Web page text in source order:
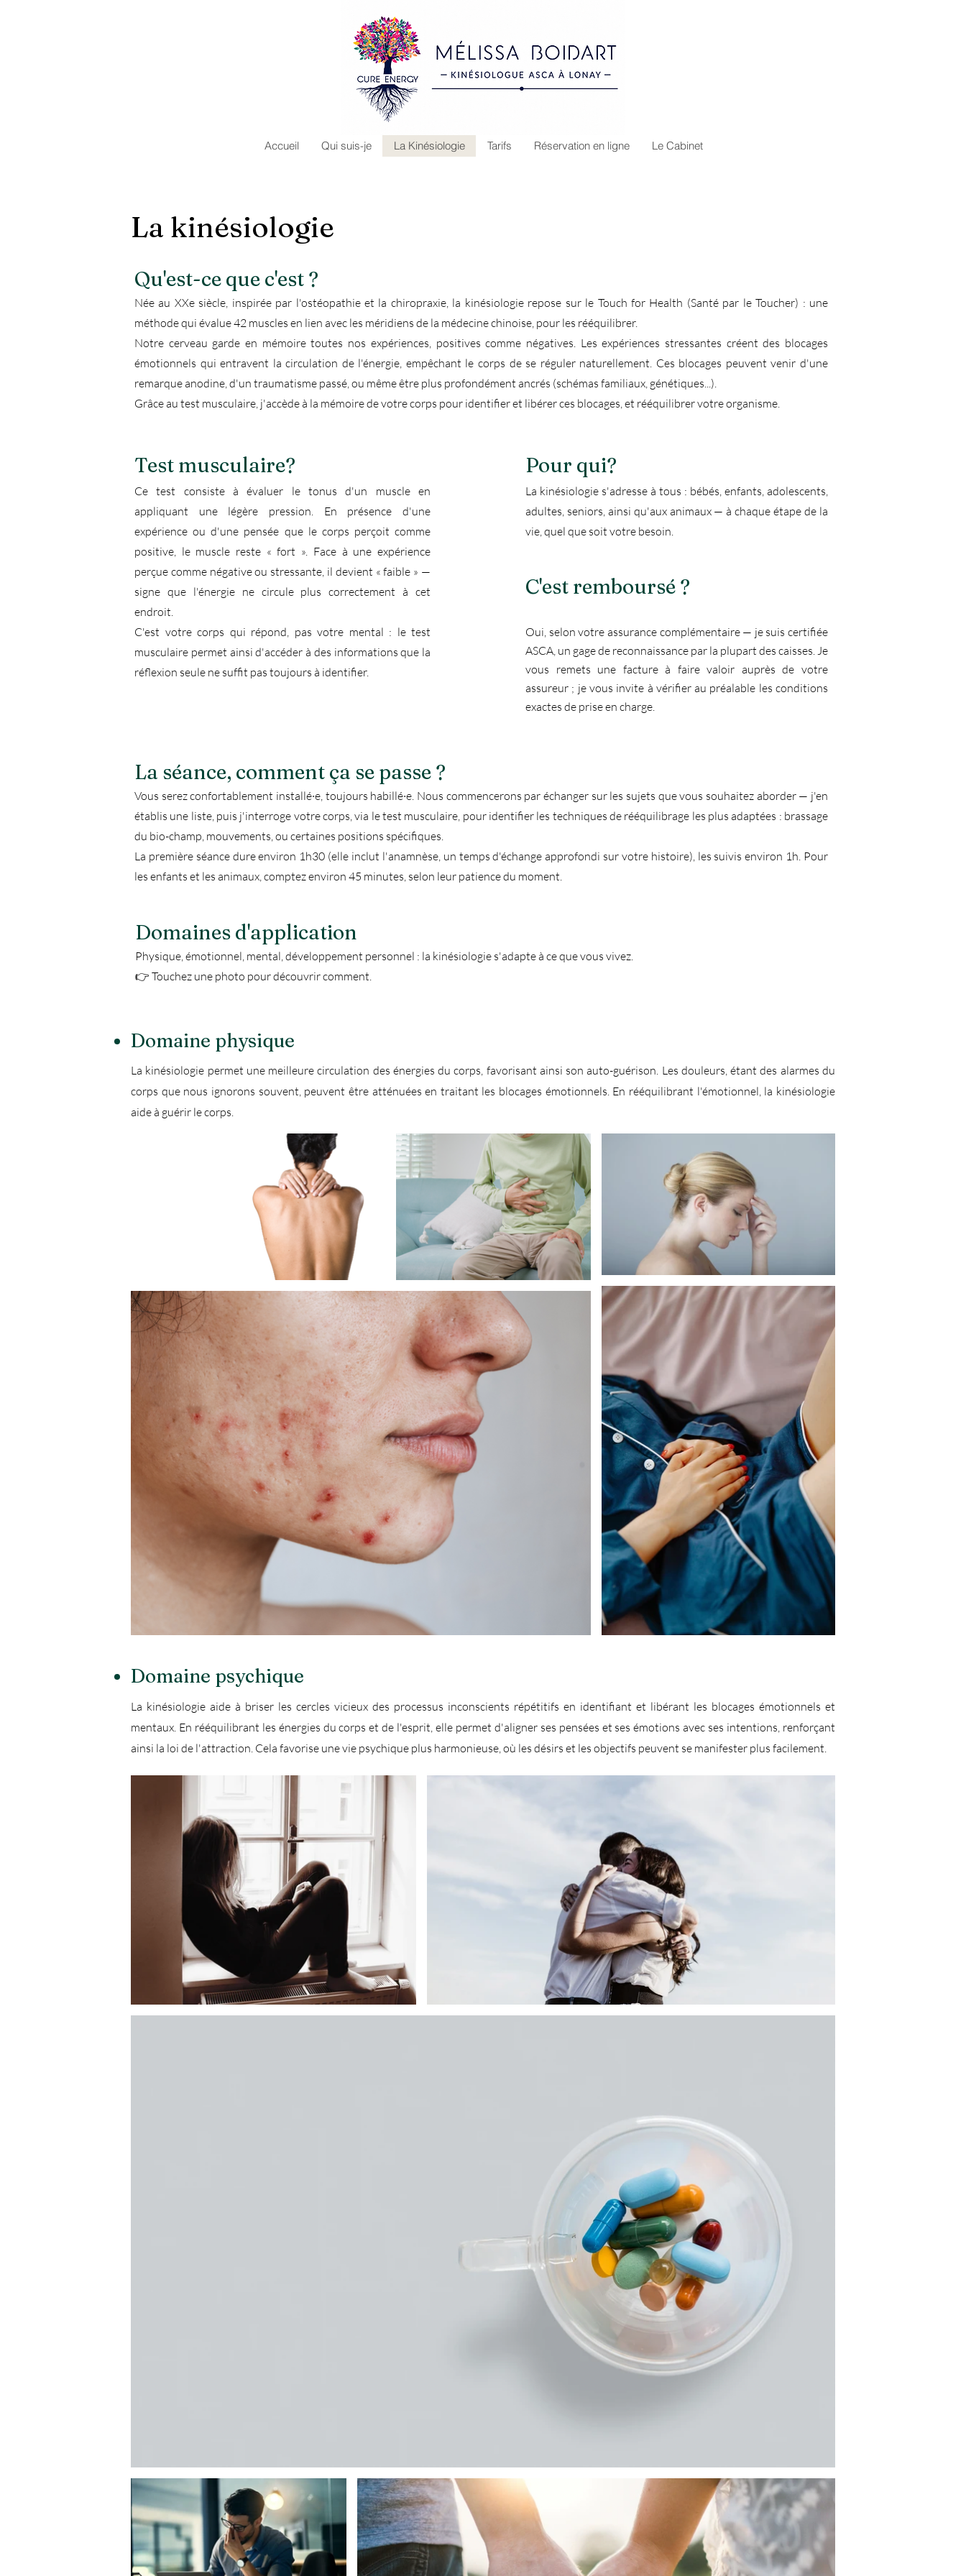
Accueil Qui suis-je La Kinésiologie Tarifs Réservation en ligne Le Cabinet
La kinésiologie
Qu'est-ce que c'est ?
Née au XXe siècle, inspirée par l'ostéopathie et la chiropraxie, la kinésiologie repose sur le Touch for Health (Santé par le Toucher) : une
méthode qui évalue 42 muscles en lien avec les méridiens de la médecine chinoise, pour les rééquilibrer.
Notre cerveau garde en mémoire toutes nos expériences, positives comme négatives. Les expériences stressantes créent des blocages
émotionnels qui entravent la circulation de l'énergie, empêchant le corps de se réguler naturellement. Ces blocages peuvent venir d'une
remarque anodine, d'un traumatisme passé, ou même être plus profondément ancrés (schémas familiaux, génétiques...).
Grâce au test musculaire, j'accède à la mémoire de votre corps pour identifier et libérer ces blocages, et rééquilibrer votre organisme.
Test musculaire?
Ce test consiste à évaluer le tonus d'un muscle en
appliquant une légère pression. En présence d'une
expérience ou d'une pensée que le corps perçoit comme
positive, le muscle reste « fort ». Face à une expérience
perçue comme négative ou stressante, il devient « faible » —
signe que l'énergie ne circule plus correctement à cet
endroit.
C'est votre corps qui répond, pas votre mental : le test
musculaire permet ainsi d'accéder à des informations que la
réflexion seule ne suffit pas toujours à identifier.
Pour qui?
La kinésiologie s'adresse à tous : bébés, enfants, adolescents,
adultes, seniors, ainsi qu'aux animaux — à chaque étape de la
vie, quel que soit votre besoin.
C'est remboursé ?
Oui, selon votre assurance complémentaire — je suis certifiée
ASCA, un gage de reconnaissance par la plupart des caisses. Je
vous remets une facture à faire valoir auprès de votre
assureur ; je vous invite à vérifier au préalable les conditions
exactes de prise en charge.
La séance, comment ça se passe ?
Vous serez confortablement installé·e, toujours habillé·e. Nous commencerons par échanger sur les sujets que vous souhaitez aborder — j'en
établis une liste, puis j'interroge votre corps, via le test musculaire, pour identifier les techniques de rééquilibrage les plus adaptées : brassage
du bio-champ, mouvements, ou certaines positions spécifiques.
La première séance dure environ 1h30 (elle inclut l'anamnèse, un temps d'échange approfondi sur votre histoire), les suivis environ 1h. Pour
les enfants et les animaux, comptez environ 45 minutes, selon leur patience du moment.
Domaines d'application
Physique, émotionnel, mental, développement personnel : la kinésiologie s'adapte à ce que vous vivez.
👉 Touchez une photo pour découvrir comment.
Domaine physique
La kinésiologie permet une meilleure circulation des énergies du corps, favorisant ainsi son auto-guérison. Les douleurs, étant des alarmes du
corps que nous ignorons souvent, peuvent être atténuées en traitant les blocages émotionnels. En rééquilibrant l'émotionnel, la kinésiologie
aide à guérir le corps.
Domaine psychique
La kinésiologie aide à briser les cercles vicieux des processus inconscients répétitifs en identifiant et libérant les blocages émotionnels et
mentaux. En rééquilibrant les énergies du corps et de l'esprit, elle permet d'aligner ses pensées et ses émotions avec ses intentions, renforçant
ainsi la loi de l'attraction. Cela favorise une vie psychique plus harmonieuse, où les désirs et les objectifs peuvent se manifester plus facilement.